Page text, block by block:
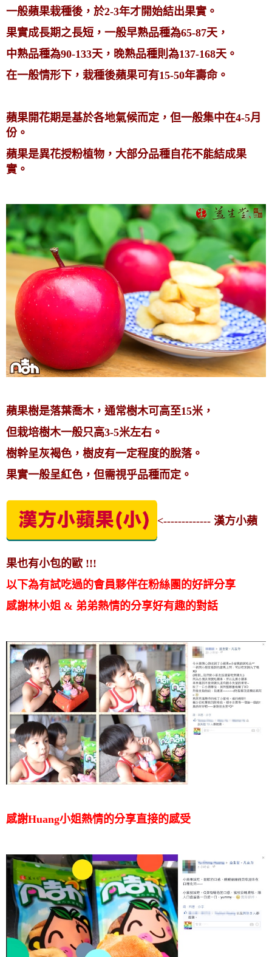
一般蘋果栽種後，於2-3年才開始結出果實。
果實成長期之長短，一般早熟品種為65-87天，
中熟品種為90-133天，晚熟品種則為137-168天。
在一般情形下，栽種後蘋果可有15-50年壽命。
蘋果開花期是基於各地氣候而定，但一般集中在4-5月
份。
蘋果是異花授粉植物，大部分品種自花不能結成果
實。
蘋果樹是落葉喬木，通常樹木可高至15米，
但栽培樹木一般只高3-5米左右。
樹幹呈灰褐色，樹皮有一定程度的脫落。
果實一般呈紅色，但需視乎品種而定。
<------------- 漢方小蘋
果也有小包的歐 !!!
以下為有試吃過的會員夥伴在粉絲團的好評分享
感謝林小姐 & 弟弟熱情的分享好有趣的對話
感謝Huang小姐熱情的分享直接的感受